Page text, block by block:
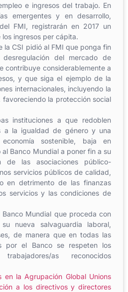
e ingresos del trabajo. En
emergentes y en desarrollo,
FMI, registrarán en 2017 un
ingresos per cápita.
la CSI pidió al FMI que ponga fin
del mercado de
contribuye considerablemente a
y que siga el ejemplo de la
internacionales, incluyendo la
favoreciendo la protección social
instituciones a que redoblen
a la igualdad de género y una
sostenible, baja en
Banco Mundial a poner fin a su
de las asociaciones público-
servicios públicos de calidad,
en detrimento de las finanzas
servicios y las condiciones de
Mundial que proceda con
nueva salvaguardia laboral,
de manera que en todas las
por el Banco se respeten los
as reconocidos
en la Agrupación Global Unions
a los directivos y directores